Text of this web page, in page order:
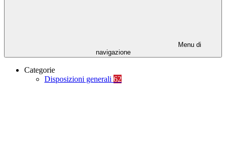
Menu di
navigazione
Categorie
Disposizioni generali 62